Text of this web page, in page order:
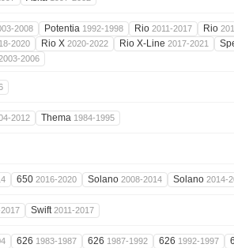
2008 Potentia 1992-1998 Rio 2011-2017 Rio
2020 Rio X 2020-2022 Rio X-Line 2017-2021
2006
2012 Thema 1984-1995
650 2016-2020 Solano 2008-2014 Solano 2014-
Swift2011-2017
626 1983-1987 626 1987-1992 626 1992-1997